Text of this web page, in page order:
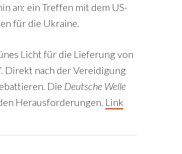
an: ein Treffen mit dem US-
für die Ukraine.
Licht für die Lieferung von
Direkt nach der Vereidigung
Die Deutsche Welle
Herausforderungen. Link